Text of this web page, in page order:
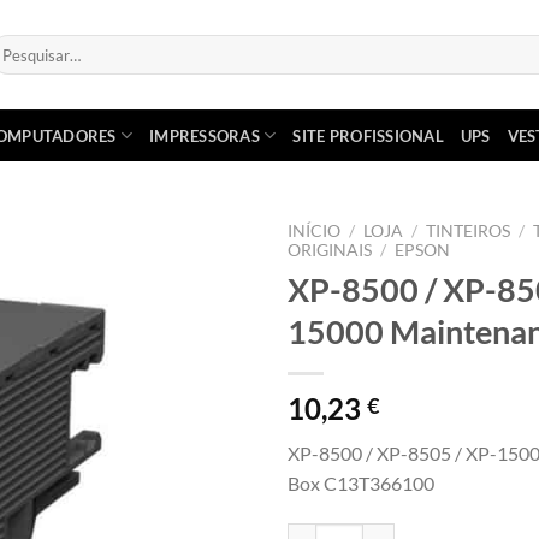
IMPRESSORAS SITE PROFISSIONAL UPS
á lista de
desejos
INÍCIO / LOJA / TINTEIROS /
ORIGINAIS / EPSON
XP-8500 / XP-
15000
10,23 €
XP-8500 / XP-8505 / XP-
Box C13T366100